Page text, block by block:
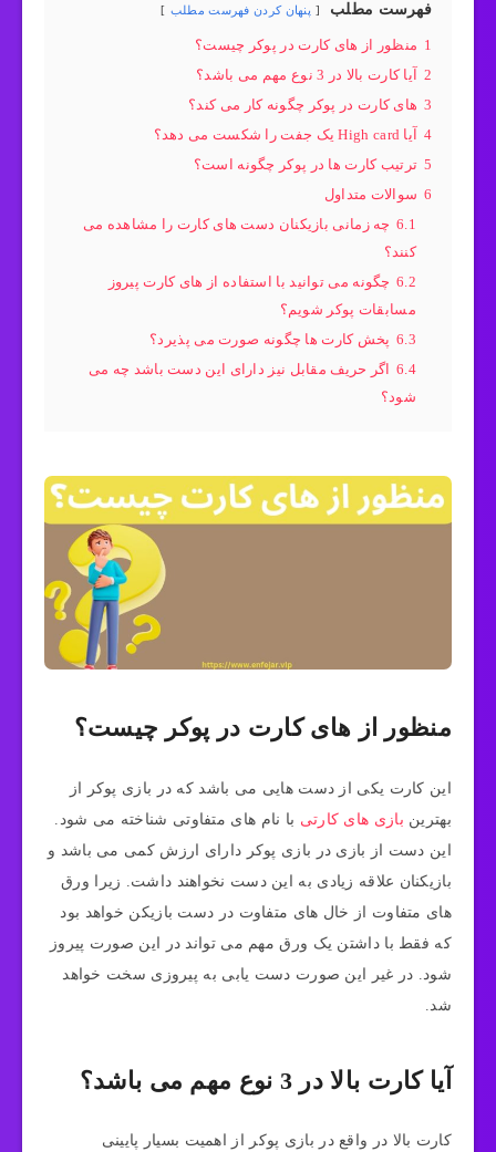
فهرست مطلب پنهان کردن فهرست مطلب
1 منظور از های کارت در پوکر چیست؟
2
آیا کارت بالا در 3 نوع مهم می باشد؟
3 های کارت در پوکر چگونه کار می کند؟
4
آیا High card یک جفت را شکست می دهد؟
5 ترتیب کارت ها در پوکر چگونه است؟
6 سوالات متداول
6.1 چه زمانی بازیکنان دست های کارت را مشاهده می
کنند؟
6.2 چگونه می توانید با استفاده از های کارت پیروز
مسابقات پوکر شویم؟
6.3 پخش کارت ها چگونه صورت می پذیرد؟
6.4
اگر حریف مقابل نیز دارای این دست باشد چه می
شود؟
منظور از های کارت در پوکر چیست؟
این کارت یکی از دست هایی می باشد که در بازی پوکر از
بهترین بازی های کارتی با نام های متفاوتی شناخته می شود.
این دست از بازی در بازی پوکر دارای ارزش کمی می باشد و
بازیکنان علاقه زیادی به این دست نخواهند داشت. زیرا ورق
های متفاوت از خال های متفاوت در دست بازیکن خواهد بود
که فقط با داشتن یک ورق مهم می تواند در این صورت پیروز
شود. در غیر این صورت دست یابی به پیروزی سخت خواهد
شد.
آیا کارت بالا در 3 نوع مهم می باشد؟
کارت بالا در واقع در بازی پوکر از اهمیت بسیار پایینی